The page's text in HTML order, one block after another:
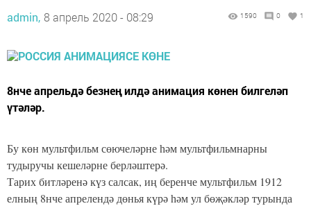
admin, 8 апрель 2020 - 08:29 1590 0 1
8нче апрельдә безнең илдә анимация көнен билгеләп
үтәләр.
Бу көн мультфильм сөючеләрне һәм мультфильмнарны
тудыручы кешеләрне берләштерә.
Тарих битләренә күз салсак, иң беренче мультфильм 1912
елның 8нче апрелендә дөнья күрә һәм ул бөҗәкләр турында